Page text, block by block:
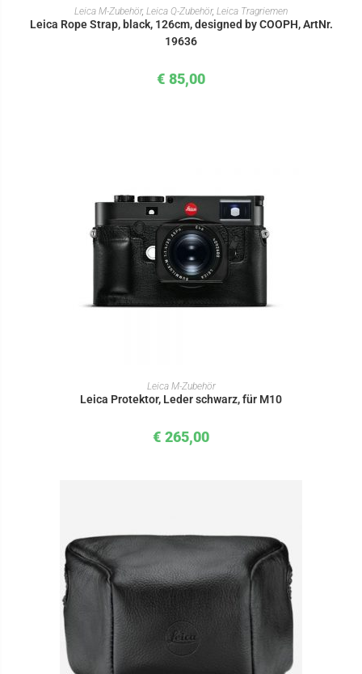
IN DEN WARENKORB
Leica M-Zubehör, Leica Q-Zubehör, Leica Tragriemen
Leica Rope Strap, black, 126cm, designed by COOPH, ArtNr.
19636
€ 85,00
IN DEN WARENKORB
Leica M-Zubehör
Leica Protektor, Leder schwarz, für M10
€ 265,00